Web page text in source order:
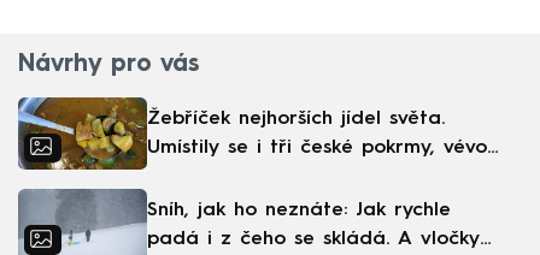
Návrhy pro vás
Žebříček nejhorších jídel světa.
Umístily se i tři české pokrmy, vévodí
Sníh, jak ho neznáte: Jak rychle
padá i z čeho se skládá. A vločky